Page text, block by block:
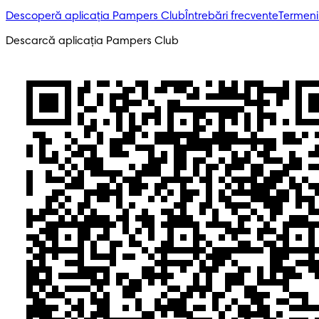
Descoperă aplicația Pampers Club Întrebări frecvente
Descarcă aplicația Pampers Club